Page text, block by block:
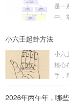
分比
位...
是一
中。
赖
安紫
诀：
小六壬起卦方法
小六
核心
手，
吉。
2026年丙午年，哪